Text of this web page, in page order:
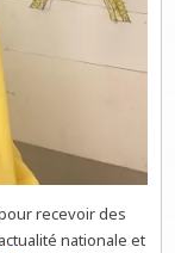
recevoir des
nationale et